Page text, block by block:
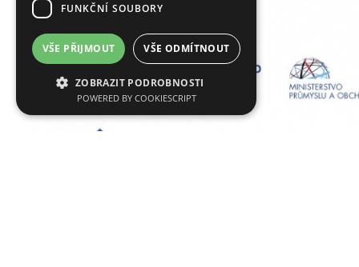
FUNKČNÍ SOUBORY
VŠE PŘIJMOUT VŠE ODMÍTNOUT
ZOBRAZIT PODROBNOSTI
POWERED BY COOKIESCRIPT